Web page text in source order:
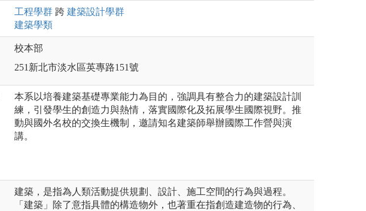
工程學群 跨 建築設計學群
建築學類
校本部
251新北市淡水區英專路151號
本系以培養建築基礎專業能力為目的，強調具有整合力的建築設計訓
練，引發學生的創造力與熱情，落實國際化及拓展學生國際視野。推
動與國外名校的交換生機制，邀請知名建築師舉辦國際工作營與演
講。
建築，是指為人類活動提供規劃、設計、施工空間的行為與過程。
「建築」除了意指具體的構造物外，也著重在指創造建造物的行為、